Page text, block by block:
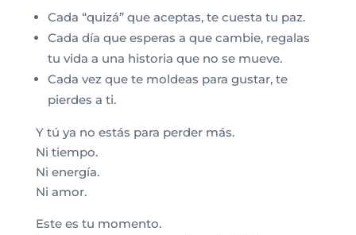
Cada “quizá” que aceptas, te cuesta tu paz.
Cada día que esperas a que cambie, regalas
tu vida a una historia que no se mueve.
Cada vez que te moldeas para gustar, te
pierdes a ti.
Y tú ya no estás para perder más.
Ni tiempo.
Ni energía.
Ni amor.
Este es tu momento.